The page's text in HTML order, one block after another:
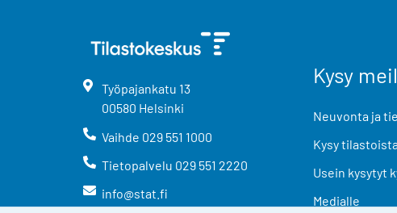
Työpajankatu 13
00580 Helsinki
Vaihde 029 551 1000
Tietopalvelu 029 551 2220
info@stat.fi
Kysy
Neuvonta ja
Kysy
Usein kysytyt
Medialle